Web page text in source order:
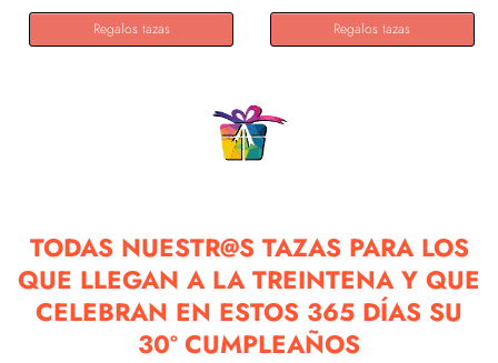
Regalos tazas Regalos tazas
TODAS NUESTR@S TAZAS PARA LOS
QUE LLEGAN A LA TREINTENA Y QUE
CELEBRAN EN ESTOS 365 DÍAS SU
30º CUMPLEAÑOS